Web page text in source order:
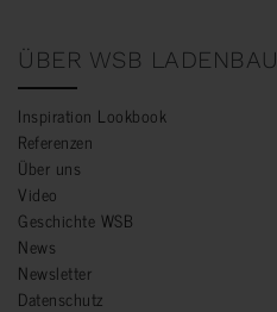
ÜBER WSB LADENBAU
Inspiration Lookbook
Referenzen
Über uns
Video
Geschichte WSB
News
Newsletter
Datenschutz